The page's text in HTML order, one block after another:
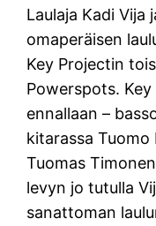
Laulaja Kadi Vija
omaperäisen
Key Projectin
Powerspots.
ennallaan –
kitarassa Tuomo
Tuomas
levyn jo tutulla
sanattoman